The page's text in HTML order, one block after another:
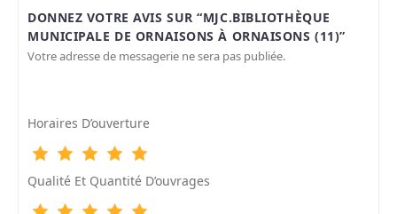
DONNEZ VOTRE AVIS SUR “MJC.BIBLIOTHÈQUE
MUNICIPALE DE ORNAISONS À ORNAISONS (11)”
Votre adresse de messagerie ne sera pas publiée.
Horaires D’ouverture
Qualité Et Quantité D’ouvrages